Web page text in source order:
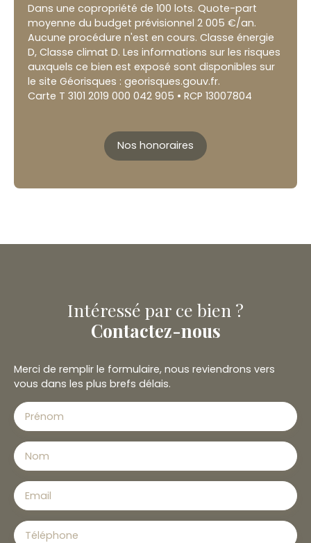
Dans une copropriété de 100 lots. Quote-part
moyenne du budget prévisionnel 2 005 €/an.
Aucune procédure n'est en cours. Classe énergie
D, Classe climat D. Les informations sur les risques
auxquels ce bien est exposé sont disponibles sur
le site Géorisques : georisques.gouv.fr.
Carte T 3101 2019 000 042 905 • RCP 13007804
Nos honoraires
Intéressé par ce bien ?
Contactez-nous
Merci de remplir le formulaire, nous reviendrons vers
vous dans les plus brefs délais.
Prénom
Nom
Email
Téléphone